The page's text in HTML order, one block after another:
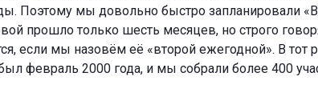
Поэтому мы довольно быстро запланировали
прошло только шесть месяцев, но строго
если мы назовём её «второй ежегодной». В тот
февраль 2000 года, и мы собрали более 400